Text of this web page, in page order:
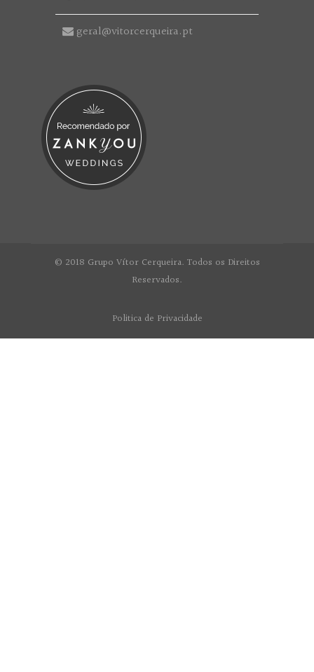
geral@vitorcerqueira.pt
© 2018 Grupo Vítor Cerqueira. Todos os Direitos
Reservados.
Politica de Privacidade